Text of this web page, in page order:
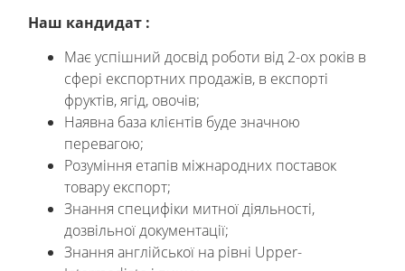
Наш кандидат :
Має успішний досвід роботи від 2-ох років в
сфері експортних продажів, в експорті
фруктів, ягід, овочів;
Наявна база клієнтів буде значною
перевагою;
Розуміння етапів міжнародних поставок
товару експорт;
Знання специфіки митної діяльності,
дозвільної документації;
Знання англійської на рівні Upper-